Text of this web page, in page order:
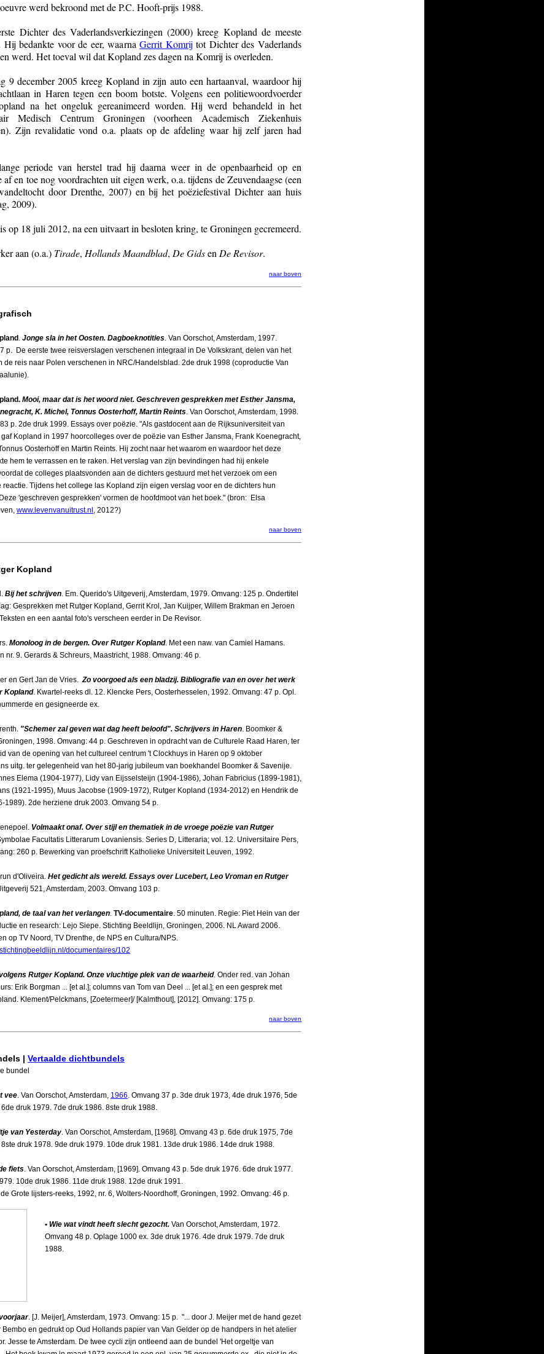
werd bekroond met de P.C. Hooft-prijs 1988.
Dichter des Vaderlandsverkiezingen (2000) kreeg Kopland de meeste
Hij bedankte voor de eer, waarnaGerrit Komrij tot Dichter des Vaderlands
werd. Het toeval wil dat Kopland zes dagen na Komrij is overleden.
9 december 2005 kreeg Kopland in zijn auto een hartaanval, waardoor hij
in Haren tegen een boom botste. Volgens een politiewoordvoerder
na het ongeluk gereanimeerd worden. Hij werd behandeld in het
Medisch Centrum Groningen (voorheen Academisch Ziekenhuis
Zijn revalidatie vond o.a. plaats op de afdeling waar hij zelf jaren had
periode van herstel trad hij daarna weer in de openbaarheid op en
af en toe nog voordrachten uit eigen werk, o.a. tijdens de Zeuvendaagse (een
door Drenthe, 2007) en bij het poëziefestival Dichter aan huis
2009).
op 18 juli 2012, na een uitvaart in besloten kring, te Groningen gecremeerd.
aan (o.a.) Tirade, Hollands Maandblad, De Gidsen De Revisor.
naar boven
. Jonge sla in het Oosten. Dagboeknotities. Van Oorschot, Amsterdam, 1997.
p. De eerste twee reisverslagen verschenen integraal in De Volkskrant, delen van het
de reis naar Polen verschenen in NRC/Handelsblad. 2de druk 1998 (coproductie Van
Mooi, maar dat is het woord niet. Geschreven gesprekken met Esther Jansma,
K. Michel, Tonnus Oosterhoff, Martin Reints. Van Oorschot, Amsterdam, 1998.
p. 2de druk 1999. Essays over poëzie. "Als gastdocent aan de Rijksuniversiteit van
Kopland in 1997 hoorcolleges over de poëzie van Esther Jansma, Frank Koenegracht,
Oosterhoff en Martin Reints. Hij zocht naar het waarom en waardoor het deze
hem te verrassen en te raken. Het verslag van zijn bevindingen had hij enkele
de colleges plaatsvonden aan de dichters gestuurd met het verzoek om een
reactie. Tijdens het college las Kopland zijn eigen verslag voor en de dichters hun
'geschreven gesprekken' vormen de hoofdmoot van het boek." (bron: Elsa
www.levenvanuitrust.nl , 2012?)
naar boven
Kopland
Bij het schrijven. Em. Querido's Uitgeverij, Amsterdam, 1979. Omvang: 125 p. Ondertitel
Gesprekken met Rutger Kopland, Gerrit Krol, Jan Kuijper, Willem Brakman en Jeroen
en een aantal foto's verscheen eerder in De Revisor.
Monoloog in de bergen. Over Rutger Kopland. Met een naw. van Camiel Hamans.
nr. 9. Gerards & Schreurs, Maastricht, 1988. Omvang: 46 p.
en Gert Jan de Vries.Zo voorgoed als een bladzij. Bibliografie van en over het werk
Kopland. Kwartel-reeks dl. 12. Klencke Pers, Oosterhesselen, 1992. Omvang: 47 p. Opl.
en gesigneerde ex.
"Schemer zal geven wat dag heeft beloofd". Schrijvers in Haren. Boomker &
1998. Omvang: 44 p. Geschreven in opdracht van de Culturele Raad Haren, ter
van de opening van het cultureel centrum 't Clockhuys in Haren op 9 oktober
uitg. ter gelegenheid van het 80-jarig jubileum van boekhandel Boomker & Savenije.
Elema (1904-1977), Lidy van Eijsselsteijn (1904-1986), Johan Fabricius (1899-1981),
(1921-1995), Muus Jacobse (1909-1972), Rutger Kopland (1934-2012) en Hendrik de
1989). 2de herziene druk 2003. Omvang 54 p.
Volmaakt onaf. Over stijl en thematiek in de vroege poëzie van Rutger
Facultatis Litterarum Lovaniensis. Series D, Litteraria; vol. 12. Universitaire Pers,
260 p. Bewerking van proefschrift Katholieke Universiteit Leuven, 1992.
d'Oliveira. Het gedicht als wereld. Essays over Lucebert, Leo Vroman en Rutger
521, Amsterdam, 2003. Omvang 103 p.
de taal van het verlangen. TV-documentaire. 50 minuten. Regie: Piet Hein van der
en research: Lejo Siepe. Stichting Beeldlijn, Groningen, 2006. NL Award 2006.
op TV Noord, TV Drenthe, de NPS en Cultura/NPS.
documentaires/102
Rutger Kopland. Onze vluchtige plek van de waarheid. Onder red. van Johan
Erik Borgman ... [et al.]; columns van Tom van Deel ... [et al.]; en een gesprek met
Klement/Pelckmans, [Zoetermeer]/ [Kalmthout], [2012]. Omvang: 175 p.
naar boven
| Vertaalde dichtbundels
bundel
vee. Van Oorschot, Amsterdam, 1966. Omvang 37 p. 3de druk 1973, 4de druk 1976, 5de
druk 1979. 7de druk 1986. 8ste druk 1988.
van Yesterday. Van Oorschot, Amsterdam, [1968]. Omvang 43 p. 6de druk 1975, 7de
druk 1978. 9de druk 1979. 10de druk 1981. 13de druk 1986. 14de druk 1988.
fiets. Van Oorschot, Amsterdam, [1969]. Omvang 43 p. 5de druk 1976. 6de druk 1977.
10de druk 1986. 11de druk 1988. 12de druk 1991.
Grote lijsters-reeks, 1992, nr. 6, Wolters-Noordhoff, Groningen, 1992. Omvang: 46 p.
• Wie wat vindt heeft slecht gezocht. Van Oorschot, Amsterdam, 1972.
Omvang 48 p. Oplage 1000 ex. 3de druk 1976. 4de druk 1979. 7de druk
1988.
. [J. Meijer], Amsterdam, 1973. Omvang: 15 p. "... door J. Meijer met de hand gezet
Bembo en gedrukt op Oud Hollands papier van Van Gelder op de handpers in het atelier
Jesse te Amsterdam. De twee cycli zijn ontleend aan de bundel 'Het orgeltje van